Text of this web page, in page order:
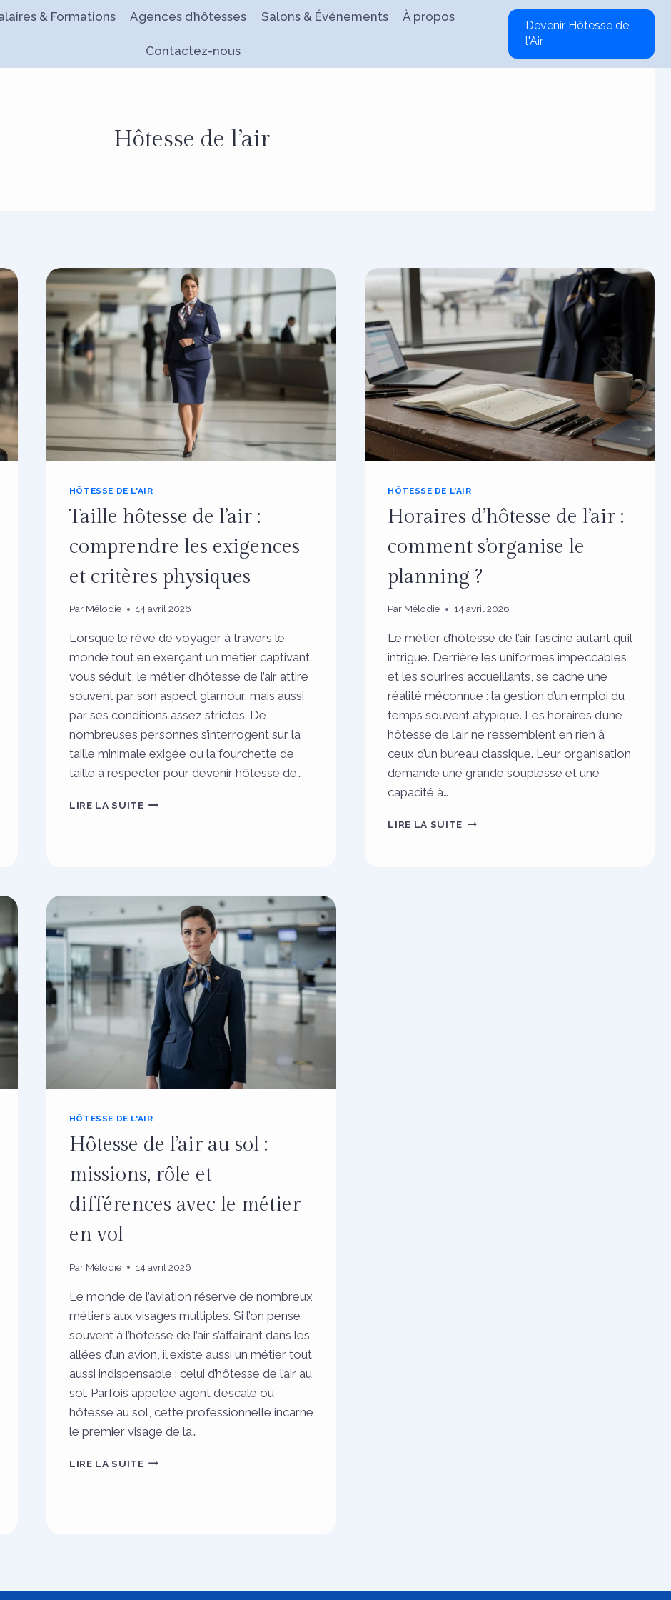
& Formations Agences d’hôtesses Salons & Événements À propos
Contactez-nous
Devenir Hôtesse de
l'Air
Hôtesse de l’air
HÔTESSE DE L'AIR
Taille hôtesse de l’air :
comprendre les exigences
et critères physiques
Par Mélodie 14 avril 2026
Lorsque le rêve de voyager à travers le
monde tout en exerçant un métier captivant
vous séduit, le métier d’hôtesse de l’air attire
souvent par son aspect glamour, mais aussi
par ses conditions assez strictes. De
nombreuses personnes s’interrogent sur la
taille minimale exigée ou la fourchette de
taille à respecter pour devenir hôtesse de…
LIRE LA SUITETAILLE
CRITÈRES
PHYSIQUES
HÔTESSE DE L'AIR
Horaires d’hôtesse de l’air :
comment s’organise le
planning ?
Par Mélodie 14 avril 2026
Le métier d’hôtesse de l’air fascine autant qu’il
intrigue. Derrière les uniformes impeccables
et les sourires accueillants, se cache une
réalité méconnue : la gestion d’un emploi du
temps souvent atypique. Les horaires d’une
hôtesse de l’air ne ressemblent en rien à
ceux d’un bureau classique. Leur organisation
demande une grande souplesse et une
capacité à…
LIRE LA SUITEHORAIRES
HÔTESSE DE L'AIR
Hôtesse de l’air au sol :
missions, rôle et
différences avec le métier
en vol
Par Mélodie 14 avril 2026
Le monde de l’aviation réserve de nombreux
métiers aux visages multiples. Si l’on pense
souvent à l’hôtesse de l’air s’affairant dans les
allées d’un avion, il existe aussi un métier tout
aussi indispensable : celui d’hôtesse de l’air au
sol. Parfois appelée agent d’escale ou
hôtesse au sol, cette professionnelle incarne
le premier visage de la…
LIRE LA SUITEHÔTESSE
AVEC